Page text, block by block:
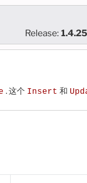
Release: 1.4.25
. 这个 Insert 和